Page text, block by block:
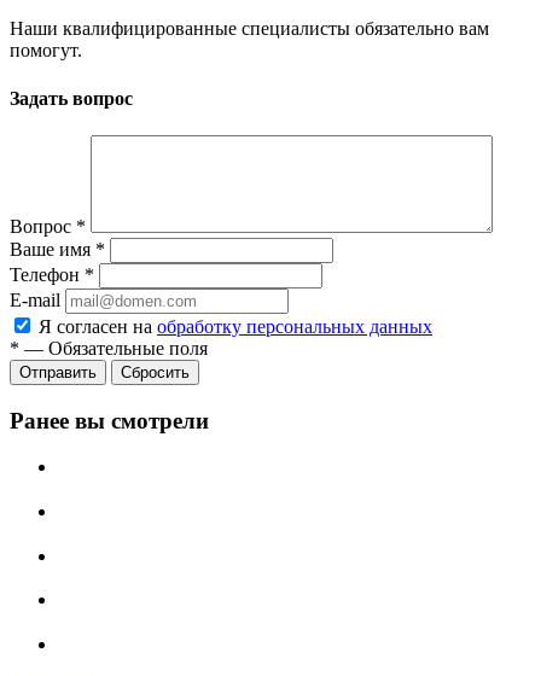
Наши квалифицированные специалисты обязательно вам
помогут.
Задать вопрос
Вопрос *
Ваше имя *
Телефон *
E-mail
Я согласен на обработку персональных данных
* — Обязательные поля
Сбросить
Ранее вы смотрели